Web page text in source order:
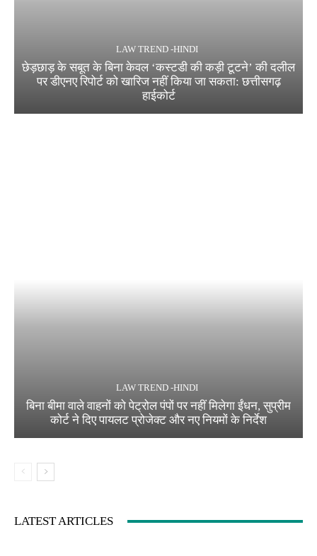
LAW TREND -HINDI
छेड़छाड़ के सबूत के बिना केवल ‘कस्टडी की कड़ी टूटने’ की दलील
पर डीएनए रिपोर्ट को खारिज नहीं किया जा सकता: छत्तीसगढ़
हाईकोर्ट
LAW TREND -HINDI
बिना बीमा वाले वाहनों को पेट्रोल पंपों पर नहीं मिलेगा ईंधन, सुप्रीम
कोर्ट ने दिए पायलट प्रोजेक्ट और नए नियमों के निर्देश
LATEST ARTICLES